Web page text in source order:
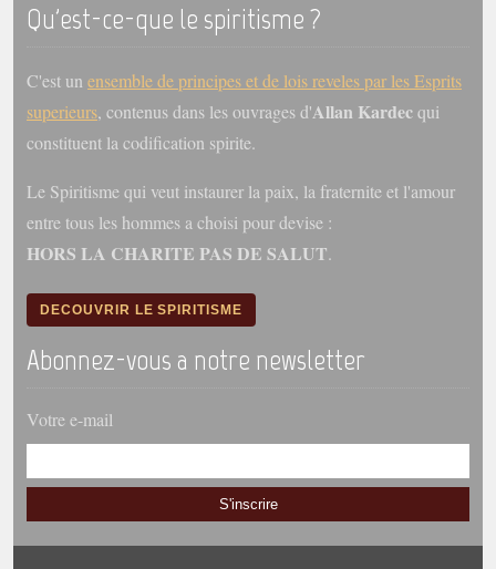
Belgique, Lux. et Canada
Fédérations spirites
Qu'est-ce-que le spiritisme ?
C'est un ensemble de principes et de lois reveles par les Esprits
superieurs, contenus dans les ouvrages d'Allan Kardecqui
constituent la codification spirite.
Le Spiritisme qui veut instaurer la paix, la fraternite et l'amour
entre tous les hommes a choisi pour devise :
HORS LA CHARITE PAS DE SALUT.
DECOUVRIR LE SPIRITISME
Abonnez-vous a notre newsletter
Votre e-mail
S'inscrire